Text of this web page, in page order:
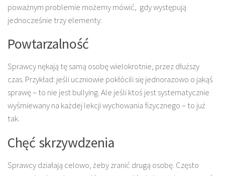
poważnym problemie możemy mówić, gdy występują
jednocześnie trzy elementy:
Powtarzalność
Sprawcy nękają tę samą osobę wielokrotnie, przez dłuższy
czas. Przykład: jeśli uczniowie pokłócili się jednorazowo o jakąś
sprawę – to nie jest bullying. Ale jeśli ktoś jest systematycznie
wyśmiewany na każdej lekcji wychowania fizycznego – to już
tak.
Chęć skrzywdzenia
Sprawcy działają celowo, żeby zranić drugą osobę. Często